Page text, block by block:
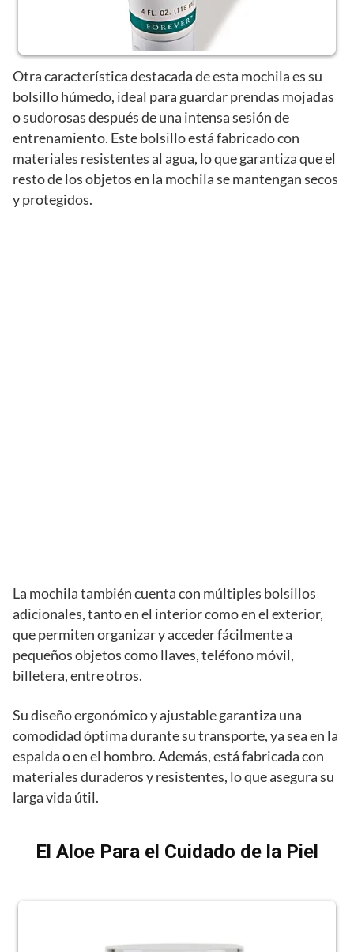
Otra característica destacada de esta mochila es su
bolsillo húmedo, ideal para guardar prendas mojadas
o sudorosas después de una intensa sesión de
entrenamiento. Este bolsillo está fabricado con
materiales resistentes al agua, lo que garantiza que el
resto de los objetos en la mochila se mantengan secos
y protegidos.
La mochila también cuenta con múltiples bolsillos
adicionales, tanto en el interior como en el exterior,
que permiten organizar y acceder fácilmente a
pequeños objetos como llaves, teléfono móvil,
billetera, entre otros.
Su diseño ergonómico y ajustable garantiza una
comodidad óptima durante su transporte, ya sea en la
espalda o en el hombro. Además, está fabricada con
materiales duraderos y resistentes, lo que asegura su
larga vida útil.
El Aloe Para el Cuidado de la Piel